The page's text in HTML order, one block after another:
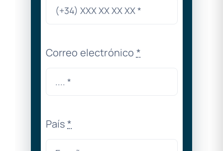
Correo electrónico *
País*